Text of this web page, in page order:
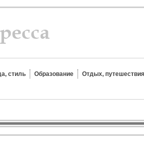
стиль Образование Отдых, путешествия